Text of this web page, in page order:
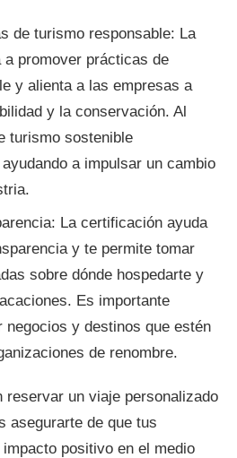
de turismo responsable: La
promover prácticas de
y alienta a las empresas a
y la conservación. Al
turismo sostenible
a impulsar un cambio
La certificación ayuda
y te permite tomar
sobre dónde hospedarte y
Es importante
negocios y destinos que estén
de renombre.
reservar un viaje personalizado
asegurarte de que tus
positivo en el medio